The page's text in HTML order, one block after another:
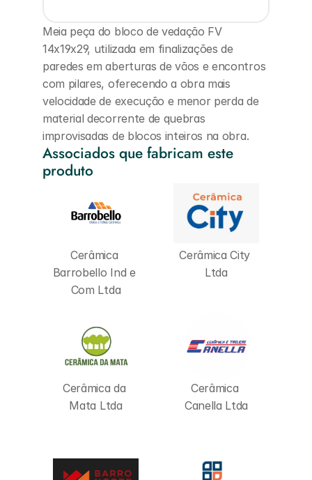
Meia peça do bloco de vedação FV
14x19x29, utilizada em finalizações de
paredes em aberturas de vãos e encontros
com pilares, oferecendo a obra mais
velocidade de execução e menor perda de
material decorrente de quebras
improvisadas de blocos inteiros na obra.
Associados que fabricam este
produto
Cerâmica
Barrobello Ind e
Com Ltda
Cerâmica City
Ltda
Cerâmica da
Mata Ltda
Cerâmica
Canella Ltda